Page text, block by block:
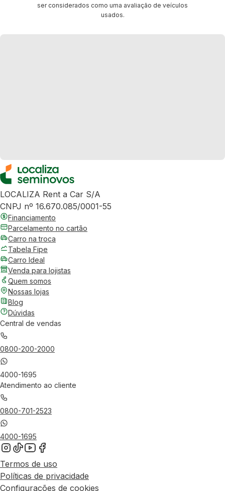
ser considerados como uma avaliação de veículos
usados.
LOCALIZA Rent a Car S/A
CNPJ nº 16.670.085/0001-55
Financiamento
Parcelamento no cartão
Carro na troca
Tabela Fipe
Carro Ideal
Venda para lojistas
Quem somos
Nossas lojas
Blog
Dúvidas
Central de vendas
0800-200-2000
4000-1695
Atendimento ao cliente
0800-701-2523
4000-1695
Termos de uso
Políticas de privacidade
Configurações de cookies